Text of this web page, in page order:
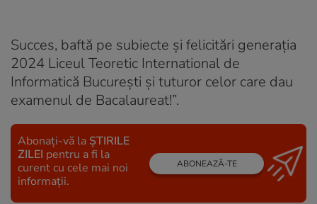
Succes, baftă pe subiecte și felicitări generația
2024 Liceul Teoretic International de
Informatică București și tuturor celor care dau
examenul de Bacalaureat!”.
Abonați-vă la ȘTIRILE
ZILEI pentru a fi la
curent cu cele mai noi
informații.
ABONEAZĂ-TE